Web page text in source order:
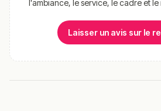
établissement
l'ambiance, le service, le cadre et
Laisser un avis sur le